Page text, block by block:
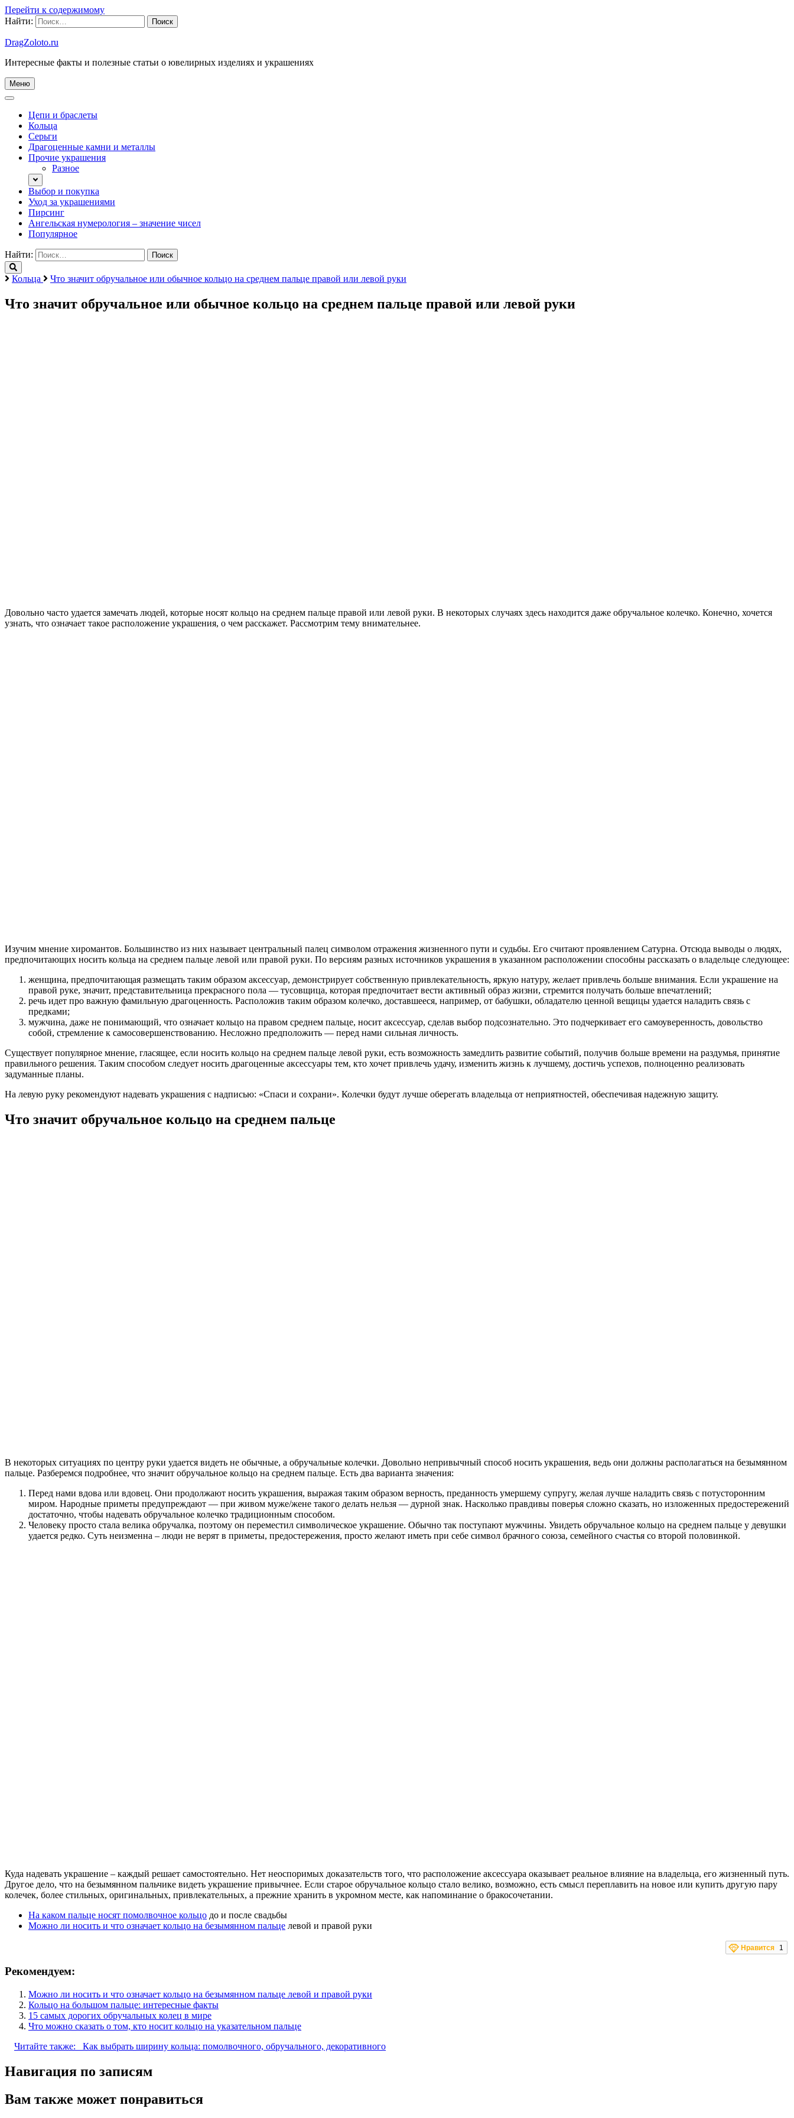
Перейти к содержимому
Найти:
DragZoloto.ru
Интересные факты и полезные статьи о ювелирных изделиях и украшениях
Меню
Цепи и браслеты
Кольца
Серьги
Драгоценные камни и металлы
Прочие украшения
Разное
Выбор и покупка
Уход за украшениями
Пирсинг
Ангельская нумерология – значение чисел
Популярное
Найти:
Кольца Что значит обручальное или обычное кольцо на среднем пальце правой или левой руки
Что значит обручальное или обычное кольцо на среднем пальце правой или левой руки
Довольно часто удается замечать людей, которые носят кольцо на среднем пальце правой или левой руки. В некоторых случаях здесь находится даже обручальное колечко. Конечно, хочется
узнать, что означает такое расположение украшения, о чем расскажет. Рассмотрим тему внимательнее.
Изучим мнение хиромантов. Большинство из них называет центральный палец символом отражения жизненного пути и судьбы. Его считают проявлением Сатурна. Отсюда выводы о людях,
предпочитающих носить кольца на среднем пальце левой или правой руки. По версиям разных источников украшения в указанном расположении способны рассказать о владельце следующее:
женщина, предпочитающая размещать таким образом аксессуар, демонстрирует собственную привлекательность, яркую натуру, желает привлечь больше внимания. Если украшение на
правой руке, значит, представительница прекрасного пола — тусовщица, которая предпочитает вести активный образ жизни, стремится получать больше впечатлений;
речь идет про важную фамильную драгоценность. Расположив таким образом колечко, доставшееся, например, от бабушки, обладателю ценной вещицы удается наладить связь с
предками;
мужчина, даже не понимающий, что означает кольцо на правом среднем пальце, носит аксессуар, сделав выбор подсознательно. Это подчеркивает его самоуверенность, довольство
собой, стремление к самосовершенствованию. Несложно предположить — перед нами сильная личность.
Существует популярное мнение, гласящее, если носить кольцо на среднем пальце левой руки, есть возможность замедлить развитие событий, получив больше времени на раздумья, принятие
правильного решения. Таким способом следует носить драгоценные аксессуары тем, кто хочет привлечь удачу, изменить жизнь к лучшему, достичь успехов, полноценно реализовать
задуманные планы.
На левую руку рекомендуют надевать украшения с надписью: «Спаси и сохрани». Колечки будут лучше оберегать владельца от неприятностей, обеспечивая надежную защиту.
Что значит обручальное кольцо на среднем пальце
В некоторых ситуациях по центру руки удается видеть не обычные, а обручальные колечки. Довольно непривычный способ носить украшения, ведь они должны располагаться на безымянном
пальце. Разберемся подробнее, что значит обручальное кольцо на среднем пальце. Есть два варианта значения:
Перед нами вдова или вдовец. Они продолжают носить украшения, выражая таким образом верность, преданность умершему супругу, желая лучше наладить связь с потусторонним
миром. Народные приметы предупреждают — при живом муже/жене такого делать нельзя — дурной знак. Насколько правдивы поверья сложно сказать, но изложенных предостережений
достаточно, чтобы надевать обручальное колечко традиционным способом.
Человеку просто стала велика обручалка, поэтому он переместил символическое украшение. Обычно так поступают мужчины. Увидеть обручальное кольцо на среднем пальце у девушки
удается редко. Суть неизменна – люди не верят в приметы, предостережения, просто желают иметь при себе символ брачного союза, семейного счастья со второй половинкой.
Куда надевать украшение – каждый решает самостоятельно. Нет неоспоримых доказательств того, что расположение аксессуара оказывает реальное влияние на владельца, его жизненный путь.
Другое дело, что на безымянном пальчике видеть украшение привычнее. Если старое обручальное кольцо стало велико, возможно, есть смысл переплавить на новое или купить другую пару
колечек, более стильных, оригинальных, привлекательных, а прежние хранить в укромном месте, как напоминание о бракосочетании.
На каком пальце носят помолвочное кольцо до и после свадьбы
Можно ли носить и что означает кольцо на безымянном пальце левой и правой руки
Нравится 1
Рекомендуем:
Можно ли носить и что означает кольцо на безымянном пальце левой и правой руки
Кольцо на большом пальце: интересные факты
15 самых дорогих обручальных колец в мире
Что можно сказать о том, кто носит кольцо на указательном пальце
Читайте также:
Как выбрать ширину кольца: помолвочного, обручального, декоративного
Навигация по записям
Вам также может понравиться